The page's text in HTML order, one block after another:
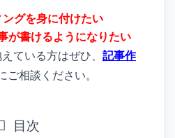
グを身に付けたい
が書けるようになりたい
ている方はぜひ、 記事作
ご相談ください。
目次